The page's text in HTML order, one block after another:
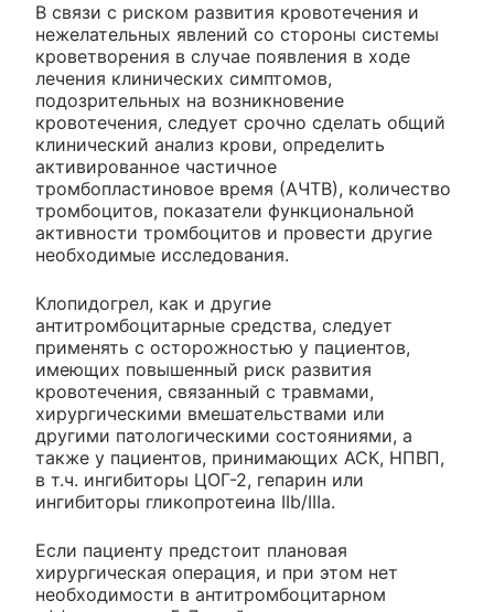
В связи с риском развития кровотечения и
нежелательных явлений со стороны системы
кроветворения в случае появления в ходе
лечения клинических симптомов,
подозрительных на возникновение
кровотечения, следует срочно сделать общий
клинический анализ крови, определить
активированное частичное
тромбопластиновое время (АЧТВ), количество
тромбоцитов, показатели функциональной
активности тромбоцитов и провести другие
необходимые исследования.
Клопидогрел, как и другие
антитромбоцитарные средства, следует
применять с осторожностью у пациентов,
имеющих повышенный риск развития
кровотечения, связанный с травмами,
хирургическими вмешательствами или
другими патологическими состояниями, а
также у пациентов, принимающих АСК, НПВП,
в т.ч. ингибиторы ЦОГ-2, гепарин или
ингибиторы гликопротеина IIb/IIIa.
Если пациенту предстоит плановая
хирургическая операция, и при этом нет
необходимости в антитромбоцитарном